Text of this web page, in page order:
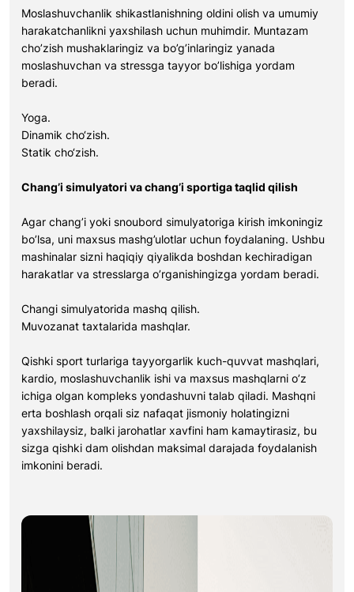
Moslashuvchanlik shikastlanishning oldini olish va umumiy
harakatchanlikni yaxshilash uchun muhimdir. Muntazam
cho’zish mushaklaringiz va bo’g’inlaringiz yanada
moslashuvchan va stressga tayyor bo’lishiga yordam
beradi.
Yoga.
Dinamik cho‘zish.
Statik cho‘zish.
Chang’i simulyatori va chang’i sportiga taqlid qilish
Agar chang’i yoki snoubord simulyatoriga kirish imkoningiz
bo’lsa, uni maxsus mashg’ulotlar uchun foydalaning. Ushbu
mashinalar sizni haqiqiy qiyalikda boshdan kechiradigan
harakatlar va stresslarga o’rganishingizga yordam beradi.
Changi simulyatorida mashq qilish.
Muvozanat taxtalarida mashqlar.
Qishki sport turlariga tayyorgarlik kuch-quvvat mashqlari,
kardio, moslashuvchanlik ishi va maxsus mashqlarni o’z
ichiga olgan kompleks yondashuvni talab qiladi. Mashqni
erta boshlash orqali siz nafaqat jismoniy holatingizni
yaxshilaysiz, balki jarohatlar xavfini ham kamaytirasiz, bu
sizga qishki dam olishdan maksimal darajada foydalanish
imkonini beradi.